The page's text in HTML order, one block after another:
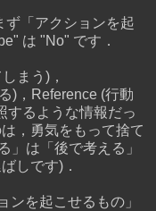
ず「アクションを起
は "No" です．
まう)，
)，Reference (行動
するような情報だっ
，勇気をもって捨て
」は「後で考える」
しです)．
ンを起こせるもの」